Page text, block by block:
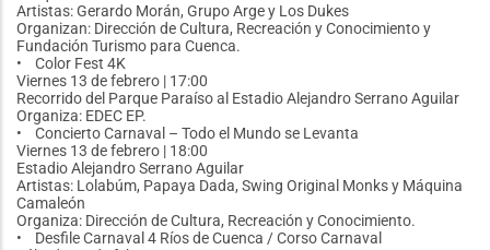
Artistas: Gerardo Morán, Grupo Arge y Los Dukes
Organizan: Dirección de Cultura, Recreación y Conocimiento y
Fundación Turismo para Cuenca.
• Color Fest 4K
Viernes 13 de febrero | 17:00
Recorrido del Parque Paraíso al Estadio Alejandro Serrano Aguilar
Organiza: EDEC EP.
• Concierto Carnaval – Todo el Mundo se Levanta
Viernes 13 de febrero | 18:00
Estadio Alejandro Serrano Aguilar
Artistas: Lolabúm, Papaya Dada, Swing Original Monks y Máquina
Camaleón
Organiza: Dirección de Cultura, Recreación y Conocimiento.
• Desfile Carnaval 4 Ríos de Cuenca / Corso Carnaval